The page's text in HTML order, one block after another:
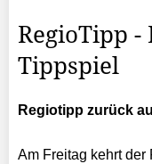
RegioTipp -
Tippspiel
Regiotipp zurück
Am Freitag kehrt der